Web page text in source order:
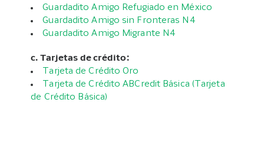
Guardadito Amigo Refugiado en México
Guardadito Amigo sin Fronteras N4
Guardadito Amigo Migrante N4
c. Tarjetas de crédito:
Tarjeta de Crédito Oro
Tarjeta de Crédito ABCredit Básica (Tarjeta
de Crédito Básica)